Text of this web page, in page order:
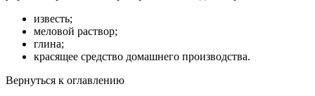
известь;
меловой раствор;
глина;
красящее средство домашнего производства.
Вернуться к оглавлению